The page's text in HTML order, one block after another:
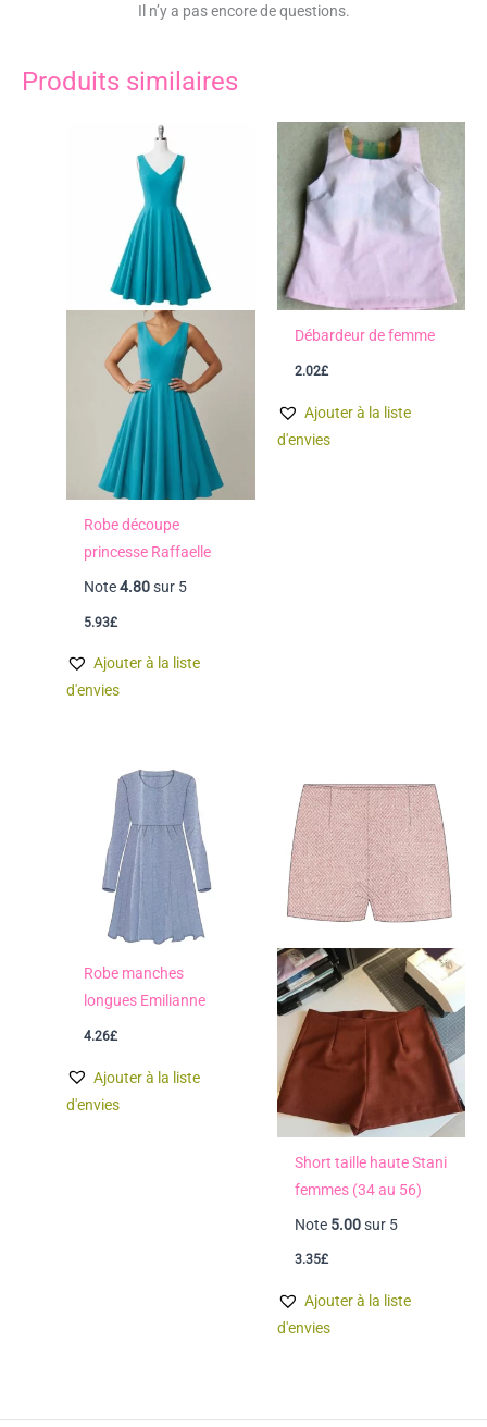
Il n’y a pas encore de questions.
Produits similaires
Robe découpe
princesse Raffaelle
Note4.80sur 5
5.93£
Ajouter à la liste
d'envies
Débardeur de femme
2.02£
Ajouter à la liste
d'envies
Robe manches
longues Emilianne
4.26£
Ajouter à la liste
d'envies
Short taille haute Stani
femmes (34 au 56)
Note 5.00sur 5
3.35£
Ajouter à la liste
d'envies